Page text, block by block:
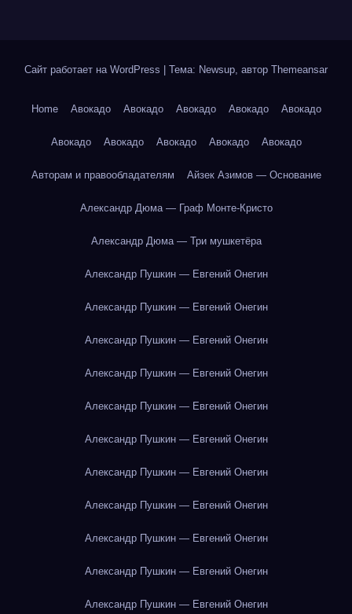
Сайт работает на WordPress Тема: Newsup, автор Themeansar
Home Авокадо Авокадо Авокадо Авокадо Авокадо
Авокадо Авокадо Авокадо Авокадо Авокадо
Авторам и правообладателям Айзек Азимов — Основание
Александр Дюма — Граф Монте-Кристо
Александр Дюма — Три мушкетёра
Александр Пушкин — Евгений Онегин
Александр Пушкин — Евгений Онегин
Александр Пушкин — Евгений Онегин
Александр Пушкин — Евгений Онегин
Александр Пушкин — Евгений Онегин
Александр Пушкин — Евгений Онегин
Александр Пушкин — Евгений Онегин
Александр Пушкин — Евгений Онегин
Александр Пушкин — Евгений Онегин
Александр Пушкин — Евгений Онегин
Александр Пушкин — Евгений Онегин